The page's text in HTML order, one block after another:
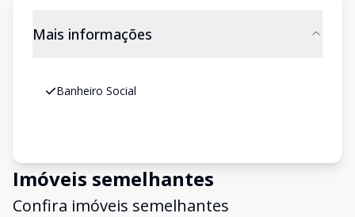
Mais informações
Banheiro Social
Imóveis semelhantes
Confira imóveis semelhantes